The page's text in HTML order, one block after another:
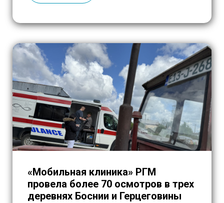
«Мобильная клиника» РГМ
провела более 70 осмотров в трех
деревнях Боснии и Герцеговины